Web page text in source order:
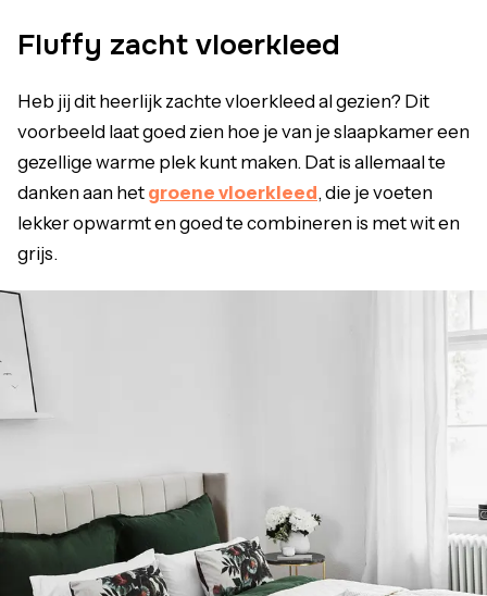
Fluffy zacht vloerkleed
Heb jij dit heerlijk zachte vloerkleed al gezien? Dit
voorbeeld laat goed zien hoe je van je slaapkamer een
gezellige warme plek kunt maken. Dat is allemaal te
danken aan het groene vloerkleed, die je voeten
lekker opwarmt en goed te combineren is met wit en
grijs.